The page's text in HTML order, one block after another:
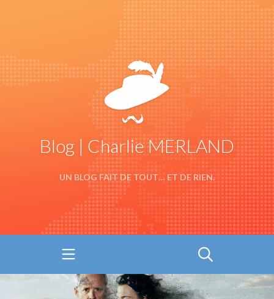
Blog | Charlie MERLAND
UN BLOG FAIT DE TOUT… ET DE RIEN.